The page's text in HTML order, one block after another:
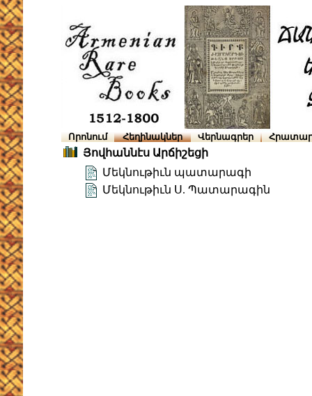
Որոնում Հեղինակներ Վերնագրեր
Յովհաննէս Արճիշեցի
Մեկնութիւն պատարագի
Մեկնութիւն Ս. Պատարագին